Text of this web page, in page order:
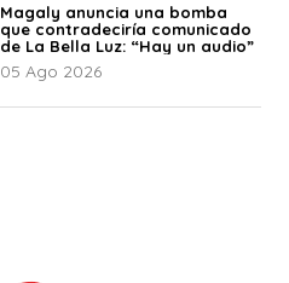
Magaly anuncia una bomba
que contradeciría comunicado
de La Bella Luz: “Hay un audio”
05 Ago 2026